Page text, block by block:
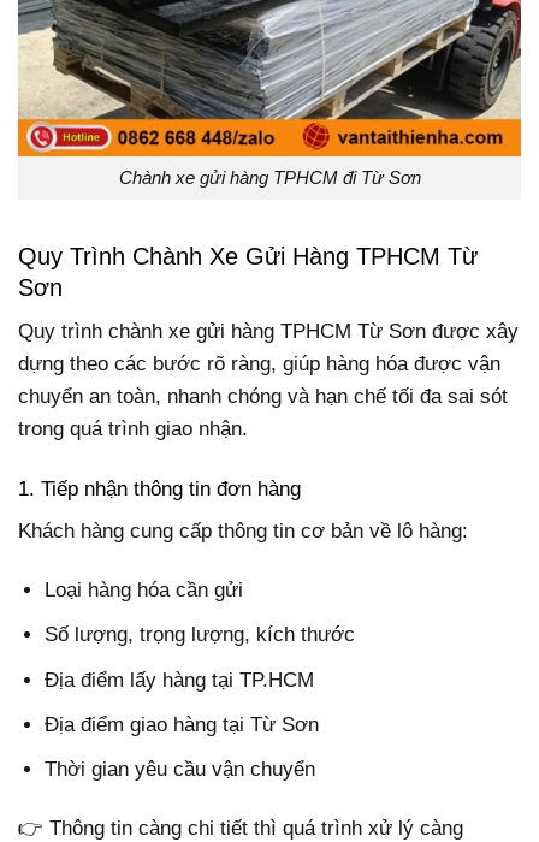
Chành xe gửi hàng TPHCM đi Từ Sơn
Quy Trình Chành Xe Gửi Hàng TPHCM Từ
Sơn
Quy trình chành xe gửi hàng TPHCM Từ Sơn được xây
dựng theo các bước rõ ràng, giúp hàng hóa được vận
chuyển an toàn, nhanh chóng và hạn chế tối đa sai sót
trong quá trình giao nhận.
1. Tiếp nhận thông tin đơn hàng
Khách hàng cung cấp thông tin cơ bản về lô hàng:
Loại hàng hóa cần gửi
Số lượng, trọng lượng, kích thước
Địa điểm lấy hàng tại TP.HCM
Địa điểm giao hàng tại Từ Sơn
Thời gian yêu cầu vận chuyển
👉 Thông tin càng chi tiết thì quá trình xử lý càng